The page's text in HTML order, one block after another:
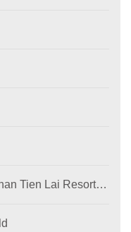
Tien Lai Resort &